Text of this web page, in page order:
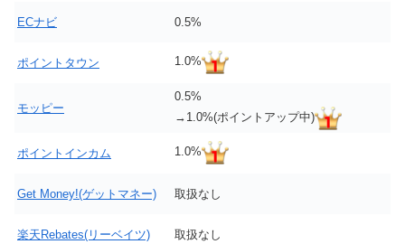
ECナビ 0.5%
ポイントタウン 1.0%
モッピー
0.5%
→1.0%(ポイントアップ中)
ポイントインカム 1.0%
Get Money!(ゲットマネー) 取扱なし
楽天Rebates(リーベイツ) 取扱なし